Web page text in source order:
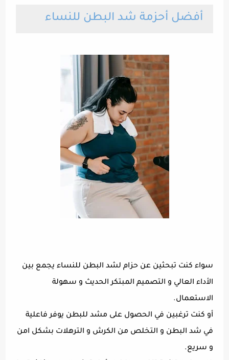
أفضل أحزمة شد البطن للنساء
سواء كنت تبحثين عن حزام لشد البطن للنساء يجمع بين
الأداء العالي و التصميم المبتكر الحديث و سهولة
الاستعمال.
أو كنت ترغبين في الحصول على مشد للبطن يوفر فاعلية
في شد البطن و التخلص من الكرش و الترهلات بشكل امن
و سريع.